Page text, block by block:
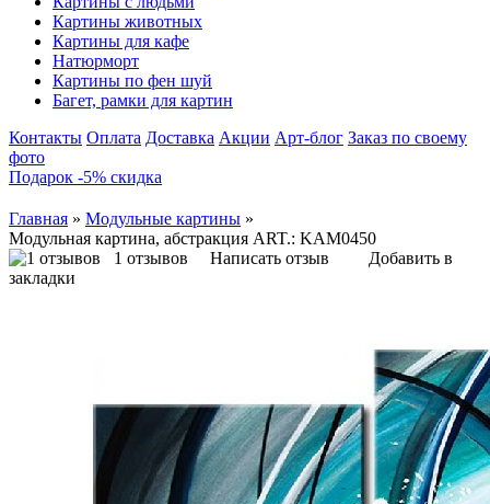
Картины животных
Картины для кафе
Натюрморт
Картины по фен шуй
Багет, рамки для картин
Контакты Оплата Доставка Акции Арт-блог Заказ по своему
фото
Подарок -5% скидка
Главная » Модульные картины »
Модульная картина, абстракция ART.: KAM0450
1 отзывов
Написать отзыв
Добавить в
закладки